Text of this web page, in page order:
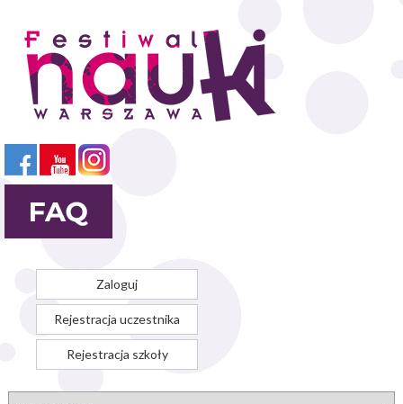
treści
Zaloguj
Rejestracja uczestnika
Rejestracja szkoły